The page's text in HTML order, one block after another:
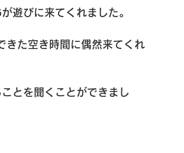
遊びに来てくれました。
きた空き時間に偶然来てくれ
とを聞くことができまし